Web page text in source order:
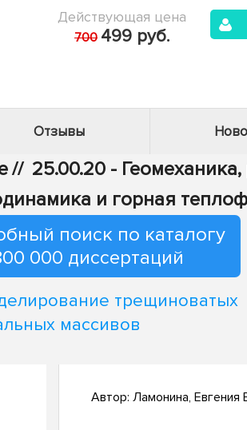
Действующая цена
700 499 руб.
Отзывы
// 25.00.20 -
и горная
поиск по каталогу
000 диссертаций
трещиноватых
массивов
Автор: Ламонина, Евгения